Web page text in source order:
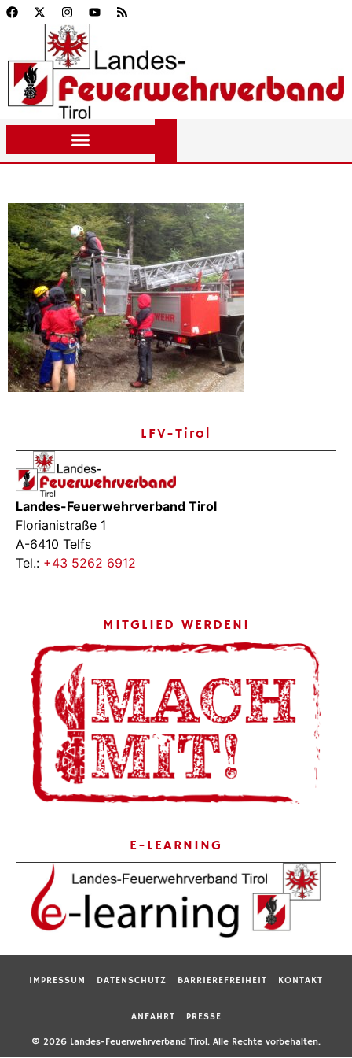
LFV-Tirol
Landes-Feuerwehrverband Tirol
Florianistraße 1
A-6410 Telfs
Tel.: +43 5262 6912
MITGLIED WERDEN!
E-LEARNING
IMPRESSUM DATENSCHUTZ BARRIEREFREIHEIT KONTAKT
ANFAHRT PRESSE
© 2026 Landes-Feuerwehrverband Tirol. Alle Rechte vorbehalten.